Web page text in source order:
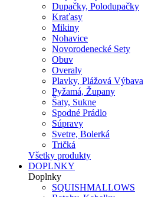
Dupačky, Polodupačky
Kraťasy
Mikiny
Nohavice
Novorodenecké Sety
Obuv
Overaly
Plavky, Plážová Výbava
Pyžamá, Župany
Šaty, Sukne
Spodné Prádlo
Súpravy
Svetre, Bolerká
Tričká
Všetky produkty
DOPLNKY
Doplnky
SQUISHMALLOWS